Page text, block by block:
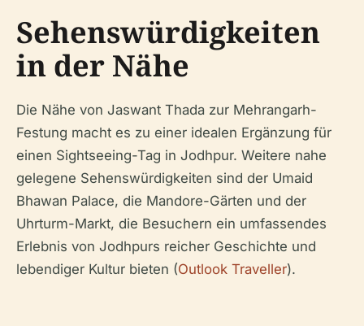
Sehenswürdigkeiten
in der Nähe
Die Nähe von Jaswant Thada zur Mehrangarh-
Festung macht es zu einer idealen Ergänzung für
einen Sightseeing-Tag in Jodhpur. Weitere nahe
gelegene Sehenswürdigkeiten sind der Umaid
Bhawan Palace, die Mandore-Gärten und der
Uhrturm-Markt, die Besuchern ein umfassendes
Erlebnis von Jodhpurs reicher Geschichte und
lebendiger Kultur bieten (Outlook Traveller).